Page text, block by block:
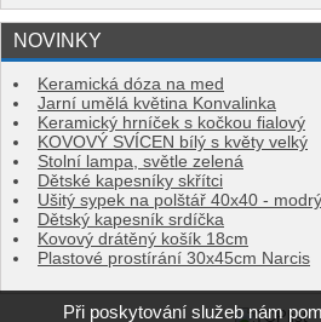
NOVINKY
Keramická dóza na med
Jarní umělá květina Konvalinka
Keramický hrníček s kočkou fialový
KOVOVÝ SVÍCEN bílý s květy velký
Stolní lampa, světle zelená
Dětské kapesníky skřítci
Ušitý sypek na polštář 40x40 - modrý
Dětský kapesník srdíčka
Kovový drátěný košík 18cm
Plastové prostírání 30x45cm Narcis
Při poskytování služeb nám